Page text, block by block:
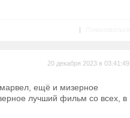
|
20 декабря 2023 в 03:41:49
ещё и мизерное
лучший фильм со всех, в